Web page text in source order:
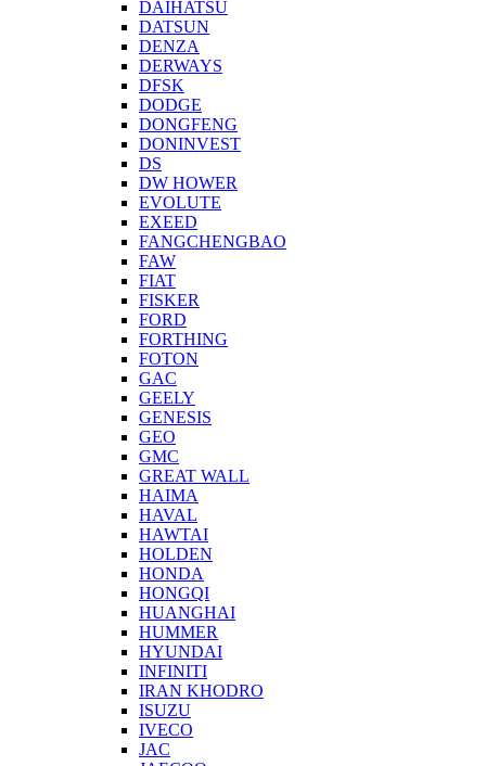
DAIHATSU
DATSUN
DENZA
DERWAYS
DFSK
DODGE
DONGFENG
DONINVEST
DS
DW HOWER
EVOLUTE
EXEED
FANGCHENGBAO
FAW
FIAT
FISKER
FORD
FORTHING
FOTON
GAC
GEELY
GENESIS
GEO
GMC
GREAT WALL
HAIMA
HAVAL
HAWTAI
HOLDEN
HONDA
HONGQI
HUANGHAI
HUMMER
HYUNDAI
INFINITI
IRAN KHODRO
ISUZU
IVECO
JAC